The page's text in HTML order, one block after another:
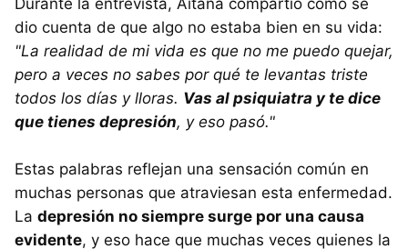
Durante la entrevista, Aitana compartió cómo se
dio cuenta de que algo no estaba bien en su vida:
"La realidad de mi vida es que no me puedo quejar,
pero a veces no sabes por qué te levantas triste
todos los días y lloras. Vas al psiquiatra y te dice
que tienes depresión, y eso pasó."
Estas palabras reflejan una sensación común en
muchas personas que atraviesan esta enfermedad.
La depresión no siempre surge por una causa
evidente, y eso hace que muchas veces quienes la